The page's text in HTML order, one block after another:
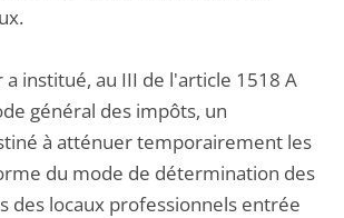
a institué, au III de l'article 1518 A
général des impôts, un
à atténuer temporairement les
du mode de détermination des
des locaux professionnels entrée